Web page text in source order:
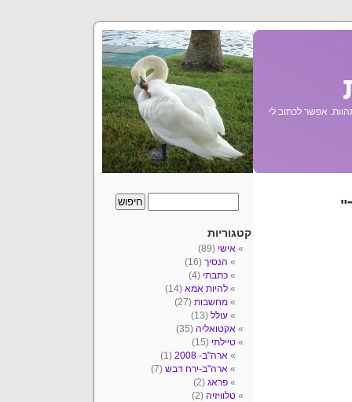
אפשר לכתוב לי
קטגוריות
אישי (89)
הנסיך (16)
כתבתי (4)
להיות אמא (14)
מחשבות (27)
עולל (13)
אקטואליה (35)
טיילתי (15)
ארה"ב- 2008
(1)
ארה"ב-ירח דבש (7)
פראג (2)
טלוויזיה (2)